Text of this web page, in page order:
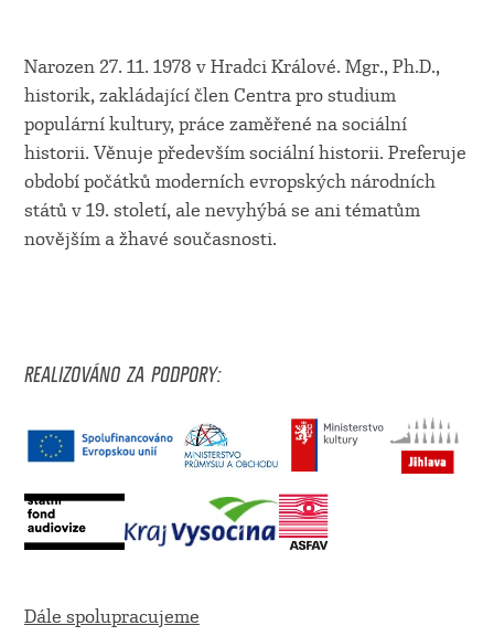
Narozen 27. 11. 1978 v Hradci Králové. Mgr., Ph.D.,
historik, zakládající člen Centra pro studium
populární kultury, práce zaměřené na sociální
historii. Věnuje především sociální historii. Preferuje
období počátků moderních evropských národních
států v 19. století, ale nevyhýbá se ani tématům
novějším a žhavé současnosti.
REALIZOVÁNO ZA PODPORY:
Dále spolupracujeme